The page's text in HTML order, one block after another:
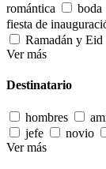
romántica
boda
fiesta de
Ramadán y Eid
Ver más
Destinatario
hombres
jefe
novio
Ver más